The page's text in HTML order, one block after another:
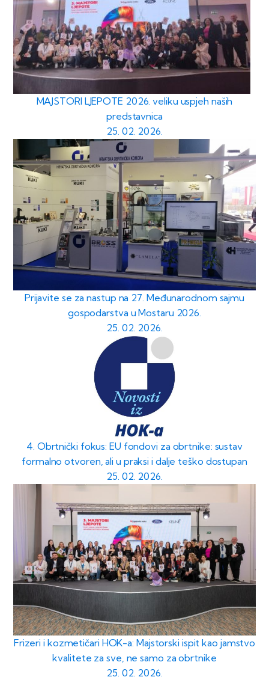
MAJSTORI LJEPOTE 2026. veliku uspjeh naših
predstavnica
25. 02. 2026.
Prijavite se za nastup na 27. Međunarodnom sajmu
gospodarstva u Mostaru 2026.
25. 02. 2026.
4. Obrtnički fokus: EU fondovi za obrtnike: sustav
formalno otvoren, ali u praksi i dalje teško dostupan
25. 02. 2026.
Frizeri i kozmetičari HOK-a: Majstorski ispit kao jamstvo
kvalitete za sve, ne samo za obrtnike
25. 02. 2026.